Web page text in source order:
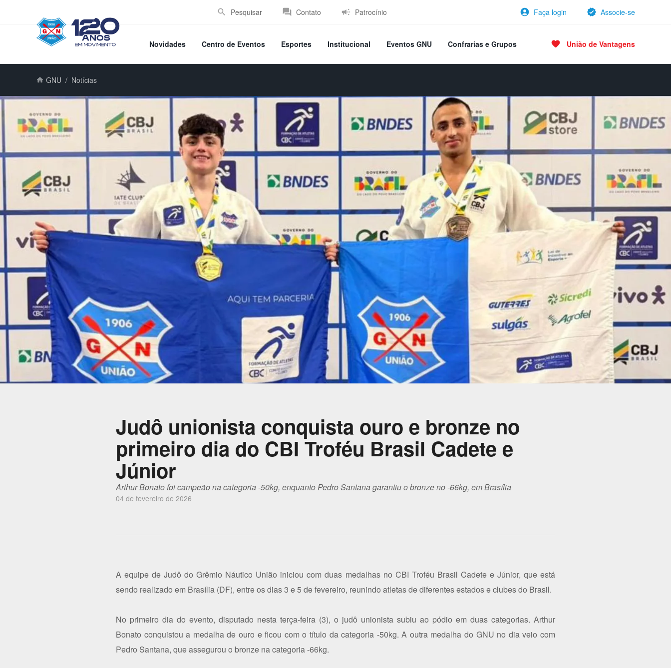
Novidades Centro de Eventos Esportes Institucional Eventos GNU Confrarias e Grupos União de Vantagens
Pesquisar Contato Patrocínio Faça login Associe-se
GNU Notícias
Judô unionista conquista ouro e bronze no
primeiro dia do CBI Troféu Brasil Cadete e
Júnior
Arthur Bonato foi campeão na categoria -50kg, enquanto Pedro Santana garantiu o bronze no -66kg, em Brasília
04 de fevereiro de 2026
A equipe de Judô do Grêmio Náutico União iniciou com duas medalhas no CBI Troféu Brasil Cadete e Júnior, que está
sendo realizado em Brasília (DF), entre os dias 3 e 5 de fevereiro, reunindo atletas de diferentes estados e clubes do Brasil.
No primeiro dia do evento, disputado nesta terça-feira (3), o judô unionista subiu ao pódio em duas categorias. Arthur
Bonato conquistou a medalha de ouro e ficou com o título da categoria -50kg. A outra medalha do GNU no dia veio com
Pedro Santana, que assegurou o bronze na categoria -66kg.